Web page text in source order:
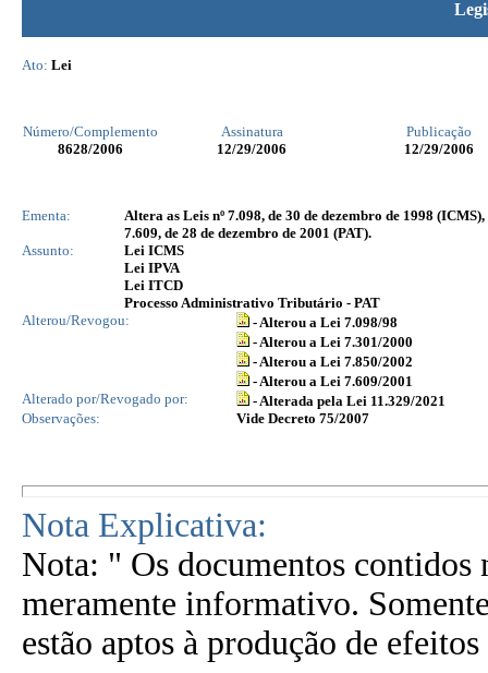
Ato: Lei
Número/Complemento Assinatura
Publicação
8628/2006 12/29/2006 12/29/2006
Ementa:
Altera as Leis nº 7.098, de 30 de dezembro de 1998
7.609, de 28 de dezembro de 2001 (PAT).
Assunto:
Lei ICMS
Lei IPVA
Lei ITCD
Processo Administrativo Tributário - PAT
Alterou/Revogou:
- Alterou a Lei 7.098/98
- Alterou a Lei 7.301/2000
- Alterou a Lei 7.850/2002
- Alterou a Lei 7.609/2001
Alterado por/Revogado por:
- Alterada pela Lei 11.329/2021
Observações:
Vide Decreto 75/2007
Nota Explicativa:
Nota: " Os documentos contidos
meramente informativo.
estão aptos à produção de